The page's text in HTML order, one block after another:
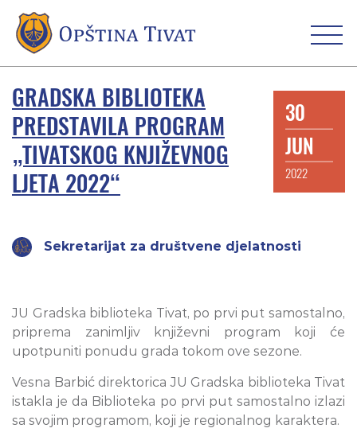
GRADSKA BIBLIOTEKA
PREDSTAVILA PROGRAM
„TIVATSKOG KNJIŽEVNOG
LJETA 2022“
30
JUN
2022
Sekretarijat za društvene djelatnosti
JU Gradska biblioteka Tivat, po prvi put samostalno,
priprema zanimljiv književni program koji će
upotpuniti ponudu grada tokom ove sezone.
Vesna Barbić direktorica JU Gradska biblioteka Tivat
istakla je da Biblioteka po prvi put samostalno izlazi
sa svojim programom, koji je regionalnog karaktera.